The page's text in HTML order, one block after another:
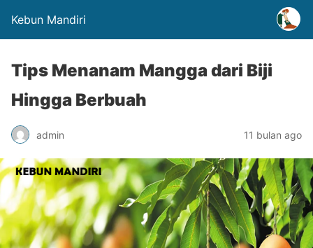
Kebun Mandiri
Tips Menanam Mangga dari Biji
Hingga Berbuah
admin 11 bulan ago